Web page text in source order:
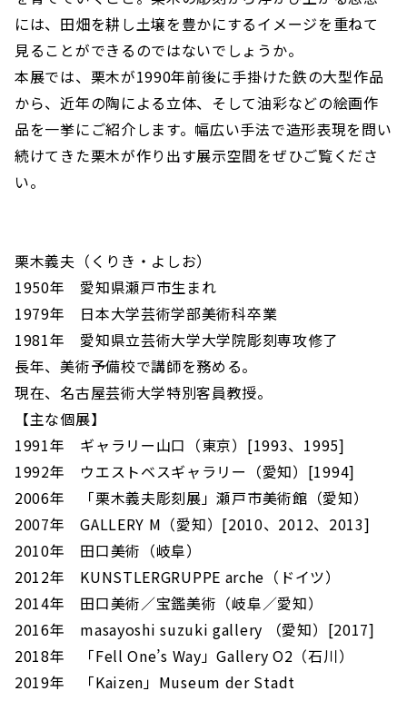
には、田畑を耕し土壌を豊かにするイメージを重ねて
見ることができるのではないでしょうか。
本展では、栗木が1990年前後に手掛けた鉄の大型作品
から、近年の陶による立体、そして油彩などの絵画作
品を一挙にご紹介します。幅広い手法で造形表現を問い
続けてきた栗木が作り出す展示空間をぜひご覧くださ
い。
栗木義夫（くりき・よしお）
1950年 愛知県瀬戸市生まれ
1979年 日本大学芸術学部美術科卒業
1981年 愛知県立芸術大学大学院彫刻専攻修了
長年、美術予備校で講師を務める。
現在、名古屋芸術大学特別客員教授。
【主な個展】
1991年 ギャラリー山口（東京）[1993、1995]
1992年 ウエストベスギャラリー（愛知）[1994]
2006年 「栗木義夫彫刻展」瀬戸市美術館（愛知）
2007年 GALLERY M（愛知）[2010、2012、2013]
2010年 田口美術（岐阜）
2012年 KUNSTLERGRUPPE arche（ドイツ）
2014年 田口美術／宝鑑美術（岐阜／愛知）
2016年 masayoshi suzuki gallery （愛知）[2017]
2018年 「Fell One’s Way」Gallery O2（石川）
2019年 「Kaizen」Museum der Stadt